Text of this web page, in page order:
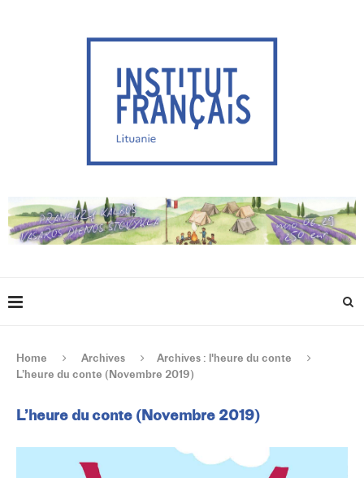
Home Archives
Archives : l'heure du conte
L’heure du conte (Novembre 2019)
L’heure du conte (Novembre 2019)